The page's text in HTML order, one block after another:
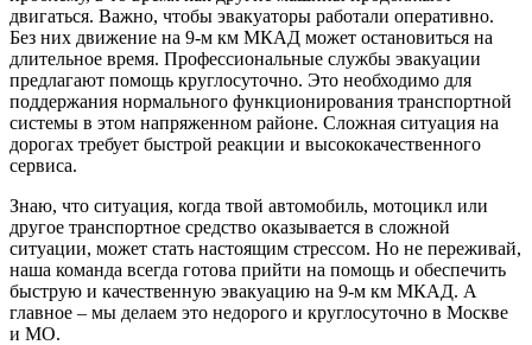
двигаться. Важно, чтобы эвакуаторы работали оперативно.
Без них движение на 9-м км МКАД может остановиться на
длительное время. Профессиональные службы эвакуации
предлагают помощь круглосуточно. Это необходимо для
поддержания нормального функционирования транспортной
системы в этом напряженном районе. Сложная ситуация на
дорогах требует быстрой реакции и высококачественного
сервиса.
Знаю, что ситуация, когда твой автомобиль, мотоцикл или
другое транспортное средство оказывается в сложной
ситуации, может стать настоящим стрессом. Но не переживай,
наша команда всегда готова прийти на помощь и обеспечить
быструю и качественную эвакуацию на 9-м км МКАД. А
главное – мы делаем это недорого и круглосуточно в Москве
и МО.